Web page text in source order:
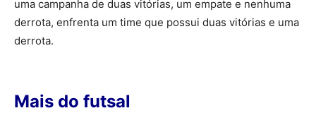
uma campanha de duas vitórias, um empate e nenhuma
derrota, enfrenta um time que possui duas vitórias e uma
derrota.
Mais do futsal